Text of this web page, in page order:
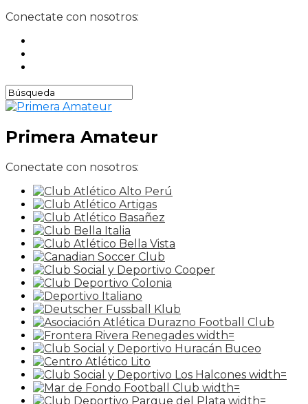
Conectate con nosotros:
Primera Amateur
Conectate con nosotros: